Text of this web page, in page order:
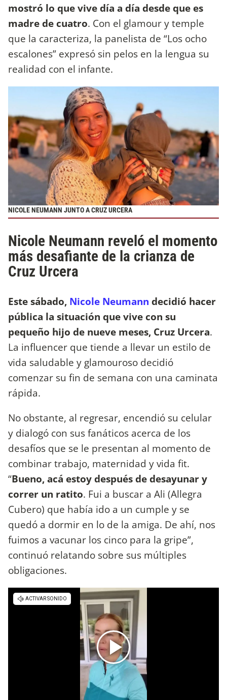
mostró lo que vive día a día desde que es
madre de cuatro. Con el glamour y temple
que la caracteriza, la panelista de “Los ocho
escalones” expresó sin pelos en la lengua su
realidad con el infante.
NICOLE NEUMANN JUNTO A CRUZ URCERA
Nicole Neumann reveló el momento
más desafiante de la crianza de
Cruz Urcera
Este sábado, Nicole Neumann decidió hacer
pública la situación que vive con su
pequeño hijo de nueve meses, Cruz Urcera.
La influencer que tiende a llevar un estilo de
vida saludable y glamouroso decidió
comenzar su fin de semana con una caminata
rápida.
No obstante, al regresar, encendió su celular
y dialogó con sus fanáticos acerca de los
desafíos que se le presentan al momento de
combinar trabajo, maternidad y vida fit.
“Bueno, acá estoy después de desayunar y
correr un ratito. Fui a buscar a Ali (Allegra
Cubero) que había ido a un cumple y se
quedó a dormir en lo de la amiga. De ahí, nos
fuimos a vacunar los cinco para la gripe”,
continuó relatando sobre sus múltiples
obligaciones.